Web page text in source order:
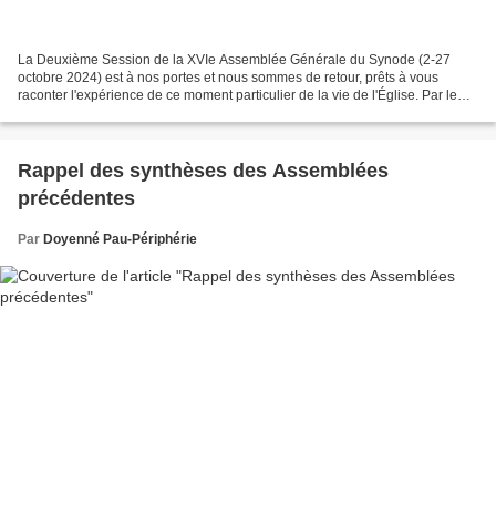
La Deuxième Session de la XVIe Assemblée Générale du Synode (2-27
octobre 2024) est à nos portes et nous sommes de retour, prêts à vous
raconter l'expérience de ce moment particulier de la vie de l'Église. Par le
Rappel des synthèses des Assemblées
précédentes
Par Doyenné Pau-Périphérie